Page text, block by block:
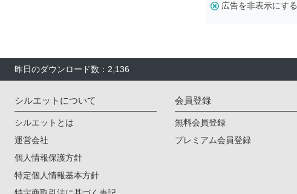
広告を非表示にする
昨日のダウンロード数：2,136
シルエットについて
シルエットとは
運営会社
個人情報保護方針
特定個人情報基本方針
会員登録
無料会員登録
プレミアム会員登録